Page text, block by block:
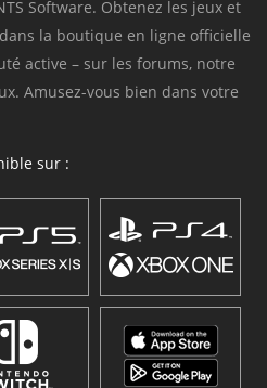
Software. Obtenez les jeux et
la boutique en ligne officielle
active – sur les forums, notre
Amusez-vous bien dans votre
sur :